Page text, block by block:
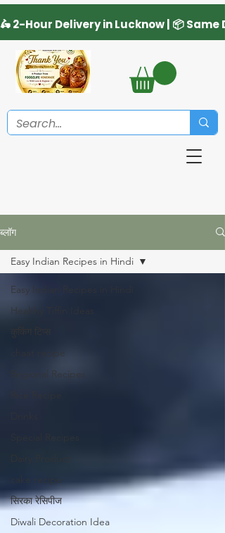
ब्लॉग
Easy Indian Recipes in Hindi
Healthy Tiffin Ideas
chaat recipe
Regional Recipes
सिरका रेसिपीज
Diwali Decoration Idea
Easy Indian Recipes in Hindi